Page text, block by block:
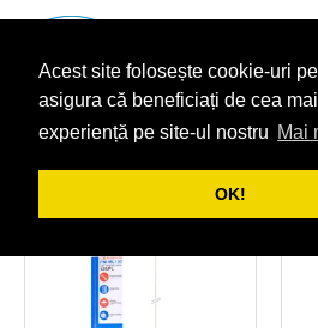
Acest site folosește cookie-uri
asigura că beneficiați de cea
experiență pe site-ul nostru Mai
OK!
Přejít
Seřadit podle